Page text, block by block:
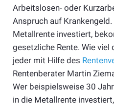
Arbeitslosen- oder
Anspruch auf
Metallrente investiert,
gesetzliche Rente. Wie viel
jeder mit Hilfe des
Rentenberater Martin
Wer beispielsweise 30
in die Metallrente